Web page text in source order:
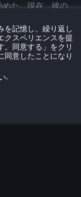
た。現在、彼の
の未来にある。
とができるかと
を記憶し、繰り返し
クスペリエンスを提
。同意する」をクリ
同意したことになり
.